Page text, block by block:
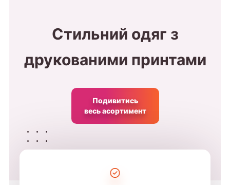
Стильний одяг з
друкованими принтами
Подивитись
весь асортимент